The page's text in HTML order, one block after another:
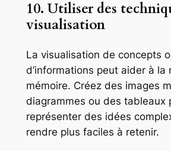
10. Utiliser des
visualisation
La visualisation de concepts
d’informations peut aider à la
mémoire. Créez des images
diagrammes ou des tableaux
représenter des idées
rendre plus faciles à retenir.